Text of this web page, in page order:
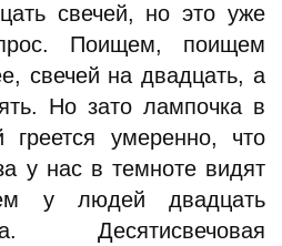
свечей, но это уже
Поищем, поищем
свечей на двадцать, а
Но зато лампочка в
греется умеренно, что
у нас в темноте видят
у людей двадцать
Десятисвечовая